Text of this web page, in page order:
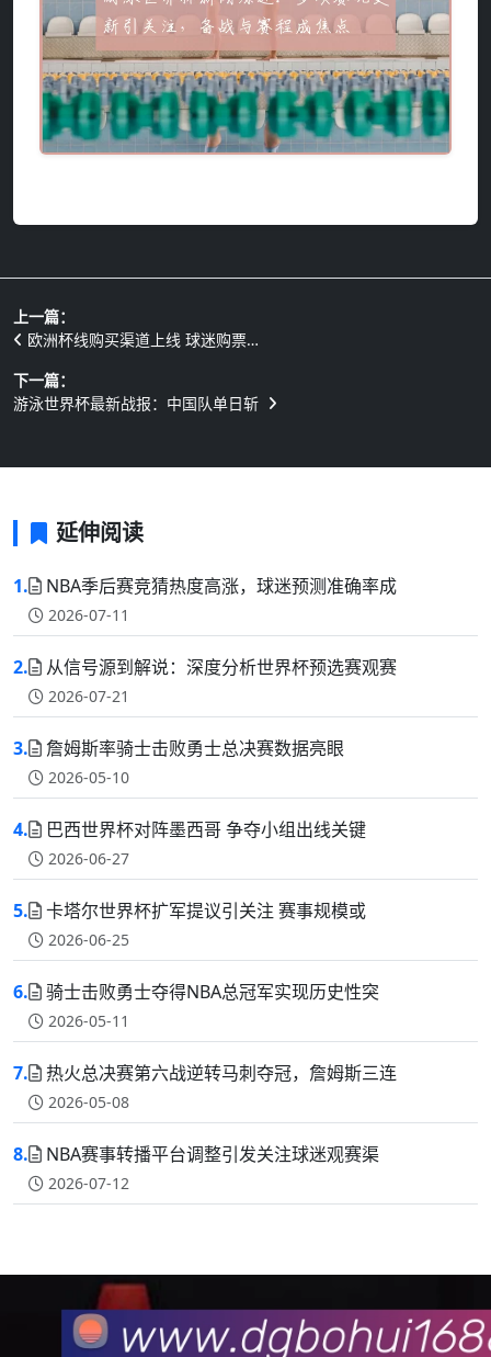
上一篇：
欧洲杯线购买渠道上线 球迷购票…
下一篇：
游泳世界杯最新战报：中国队单日斩
延伸阅读
1. NBA季后赛竞猜热度高涨，球迷预测准确率成
2026-07-11
2. 从信号源到解说：深度分析世界杯预选赛观赛
2026-07-21
3. 詹姆斯率骑士击败勇士总决赛数据亮眼
2026-05-10
4. 巴西世界杯对阵墨西哥 争夺小组出线关键
2026-06-27
5. 卡塔尔世界杯扩军提议引关注 赛事规模或
2026-06-25
6. 骑士击败勇士夺得NBA总冠军实现历史性突
2026-05-11
7. 热火总决赛第六战逆转马刺夺冠，詹姆斯三连
2026-05-08
8. NBA赛事转播平台调整引发关注球迷观赛渠
2026-07-12